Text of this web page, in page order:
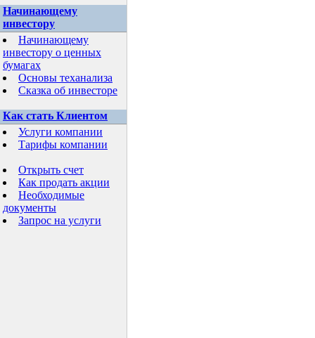
Начинающему
инвестору
Начинающему
инвестору о ценных
бумагах
Основы теханализа
Сказка об инвесторе
Как стать Клиентом
Услуги компании
Тарифы компании
Открыть счет
Как продать акции
Необходимые
документы
Запрос на услуги